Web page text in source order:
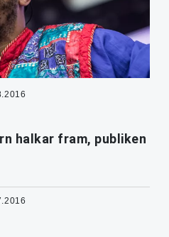
halkar fram, publiken